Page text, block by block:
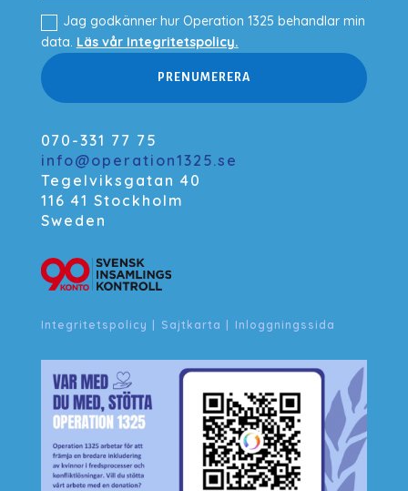
Jag godkänner hur Operation 1325 behandlar min
data. Läs vår Integritetspolicy.
PRENUMERERA
070-331 77 75
info@operation1325.se
Tegelviksgatan 40
116 41 Stockholm
Sweden
Integritetspolicy | Sajtkarta | Inloggningssida